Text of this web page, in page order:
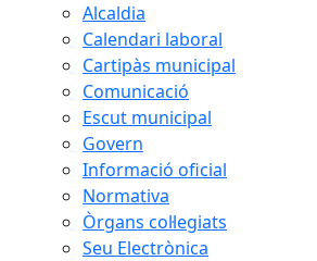
Alcaldia
Calendari laboral
Cartipàs municipal
Comunicació
Escut municipal
Govern
Informació oficial
Normativa
Òrgans col·legiats
Seu Electrònica